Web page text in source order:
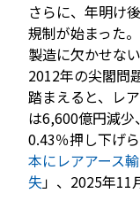
さらに、年明け
規制が始まった
製造に欠かせな
2012年の尖閣問
踏まえると、レ
は6,600億円減
0.43％押し下げ
本にレアアース
失」、2025年11